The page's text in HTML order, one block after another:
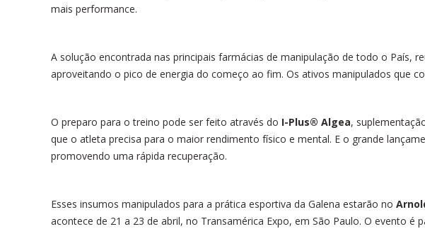
mais performance.
A solução encontrada nas principais farmácias de manipulação de todo o
aproveitando o pico de energia do começo ao fim. Os ativos manipulados que
O preparo para o treino pode ser feito através do I-Plus® Algea,
que o atleta precisa para o maior rendimento físico e mental. E o grande
promovendo uma rápida recuperação.
Esses insumos manipulados para a prática esportiva da Galena estarão no
acontece de 21 a 23 de abril, no Transamérica Expo, em São Paulo. O evento